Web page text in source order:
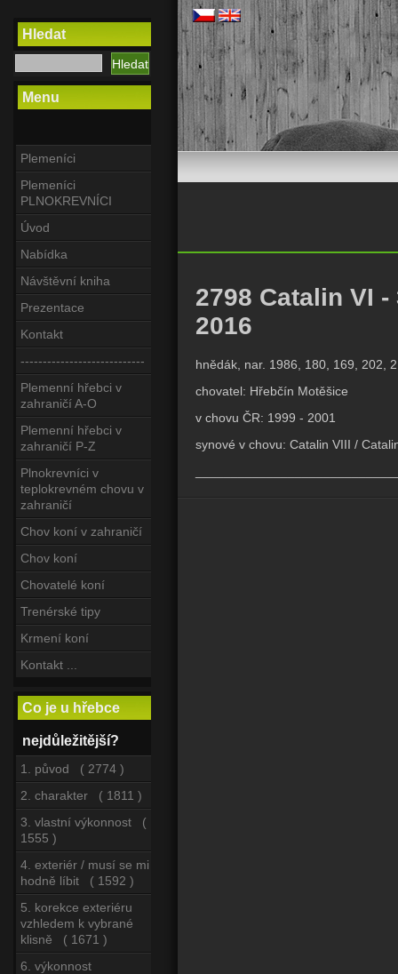
Hledat
Menu
Plemeníci
Plemeníci
PLNOKREVNÍCI
Úvod
Nabídka
Návštěvní kniha
Prezentace
Kontakt
----------------------------
Plemenní hřebci v
zahraničí A-O
Plemenní hřebci v
zahraničí P-Z
Plnokrevníci v
teplokrevném chovu v
zahraničí
Chov koní v zahraničí
Chov koní
Chovatelé koní
Trenérské tipy
Krmení koní
Kontakt ...
Co je u hřebce
nejdůležitější?
1. původ ( 2774 )
2. charakter ( 1811 )
3. vlastní výkonnost (
1555 )
4. exteriér / musí se mi
hodně líbit ( 1592 )
5. korekce exteriéru
vzhledem k vybrané
klisně ( 1671 )
6. výkonnost
2798 Catalin VI
2016
hnědák, nar. 1986, 180, 169, 202,
chovatel: Hřebčín Motěšice
v chovu ČR: 1999 - 2001
synové v chovu: Catalin VIII /